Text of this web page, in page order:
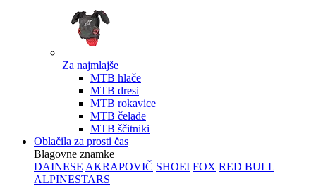
Za najmlajše
MTB hlače
MTB dresi
MTB rokavice
MTB čelade
MTB ščitniki
Oblačila za prosti čas
Blagovne znamke
DAINESE AKRAPOVIČ SHOEI FOX RED BULL
ALPINESTARS